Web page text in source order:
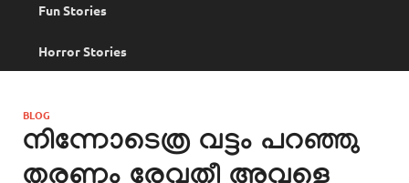
Fun Stories
Horror Stories
BLOG
നിന്നോടെത്ര വട്ടം പറഞ്ഞു